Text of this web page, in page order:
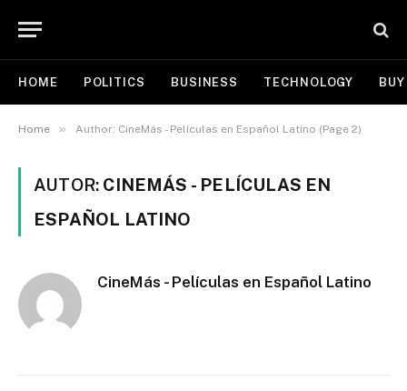
HOME POLITICS BUSINESS TECHNOLOGY
Home » Author: CineMás - Películas en Español Latino (Page 2)
AUTOR: CINEMÁS - PELÍCULAS EN
ESPAÑOL LATINO
CineMás - Películas en Español Latino